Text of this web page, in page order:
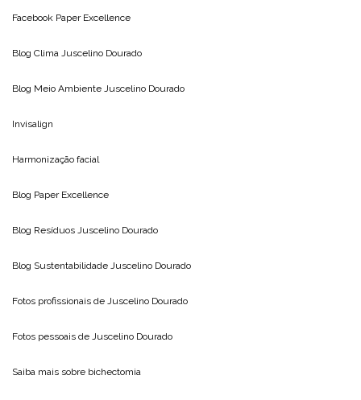
Facebook Paper Excellence
Blog Clima Juscelino Dourado
Blog Meio Ambiente Juscelino Dourado
Invisalign
Harmonização facial
Blog Paper Excellence
Blog Resíduos Juscelino Dourado
Blog Sustentabilidade Juscelino Dourado
Fotos profissionais de Juscelino Dourado
Fotos pessoais de Juscelino Dourado
Saiba mais sobre bichectomia